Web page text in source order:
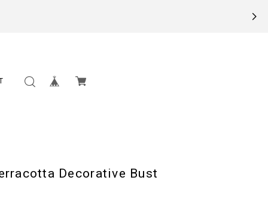
Decorative Bust